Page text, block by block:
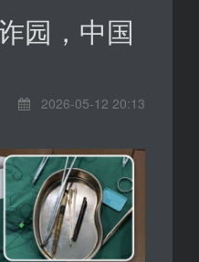
园，中国
2026-05-12 20:13